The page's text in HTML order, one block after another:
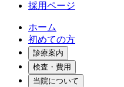
採用ページ
ホーム
初めての方
診療案内
検査・費用
当院について